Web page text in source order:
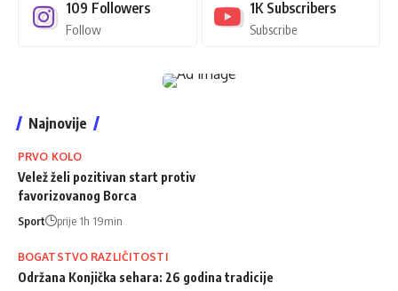
109 Followers
Follow
1K Subscribers
Subscribe
Najnovije
PRVO KOLO
Velež želi pozitivan start protiv
favorizovanog Borca
Sport prije 1h 19min
BOGATSTVO RAZLIČITOSTI
Održana Konjička sehara: 26 godina tradicije